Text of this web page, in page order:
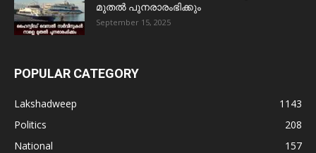
മുതൽ പുനരാരംഭിക്കും
September 15, 2025
POPULAR CATEGORY
Lakshadweep
1143
Politics
208
National
157